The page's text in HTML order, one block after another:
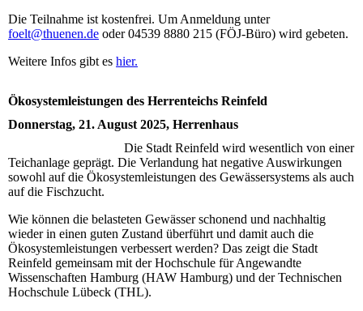
Die Teilnahme ist kostenfrei. Um Anmeldung unter
foelt@thuenen.de oder 04539 8880 215 (FÖJ-Büro) wird gebeten.
Weitere Infos gibt es hier.
Ökosystemleistungen des Herrenteichs Reinfeld
Donnerstag, 21. August 2025, Herrenhaus
Die Stadt Reinfeld wird wesentlich von einer
Teichanlage geprägt. Die Verlandung hat negative Auswirkungen
sowohl auf die Ökosystemleistungen des Gewässersystems als auch
auf die Fischzucht.
Wie können die belasteten Gewässer schonend und nachhaltig
wieder in einen guten Zustand überführt und damit auch die
Ökosystemleistungen verbessert werden? Das zeigt die Stadt
Reinfeld gemeinsam mit der Hochschule für Angewandte
Wissenschaften Hamburg (HAW Hamburg) und der Technischen
Hochschule Lübeck (THL).